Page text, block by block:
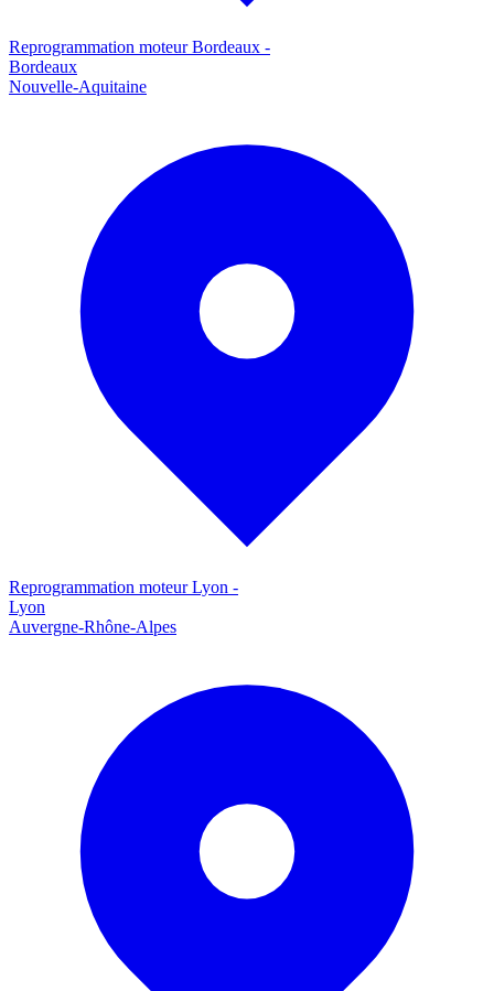
Reprogrammation moteurBordeaux -
Bordeaux
Nouvelle-Aquitaine
Reprogrammation moteurLyon -
Lyon
Auvergne-Rhône-Alpes